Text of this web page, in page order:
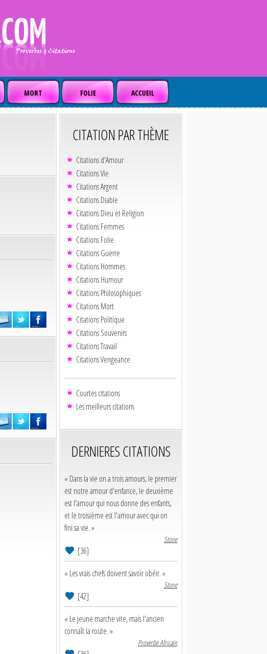
MORT FOLIE ACCUEIL
CITATION PAR THÈME
Citations d'Amour
Citations Vie
Citations Argent
Citations Diable
Citations Dieu et Religion
Citations Femmes
Citations Folie
Citations Guerre
Citations Hommes
Citations Humour
Citations Philosophiques
Citations Mort
Citations Politique
Citations Souvenirs
Citations Travail
Citations Vengeance
Courtes citations
Les meilleurs citations
DERNIERES CITATIONS
« Dans la vie on a trois amours, le premier
est notre amour d'enfance, le deuxième
est l'amour qui nous donne des enfants,
et le troisième est l'amour avec qui on
fini sa vie. »
Stone
[36]
« Les vrais chefs doivent savoir obéir. »
Stone
[42]
« Le jeune marche vite, mais l'ancien
connaît la route. »
Proverbe Africain